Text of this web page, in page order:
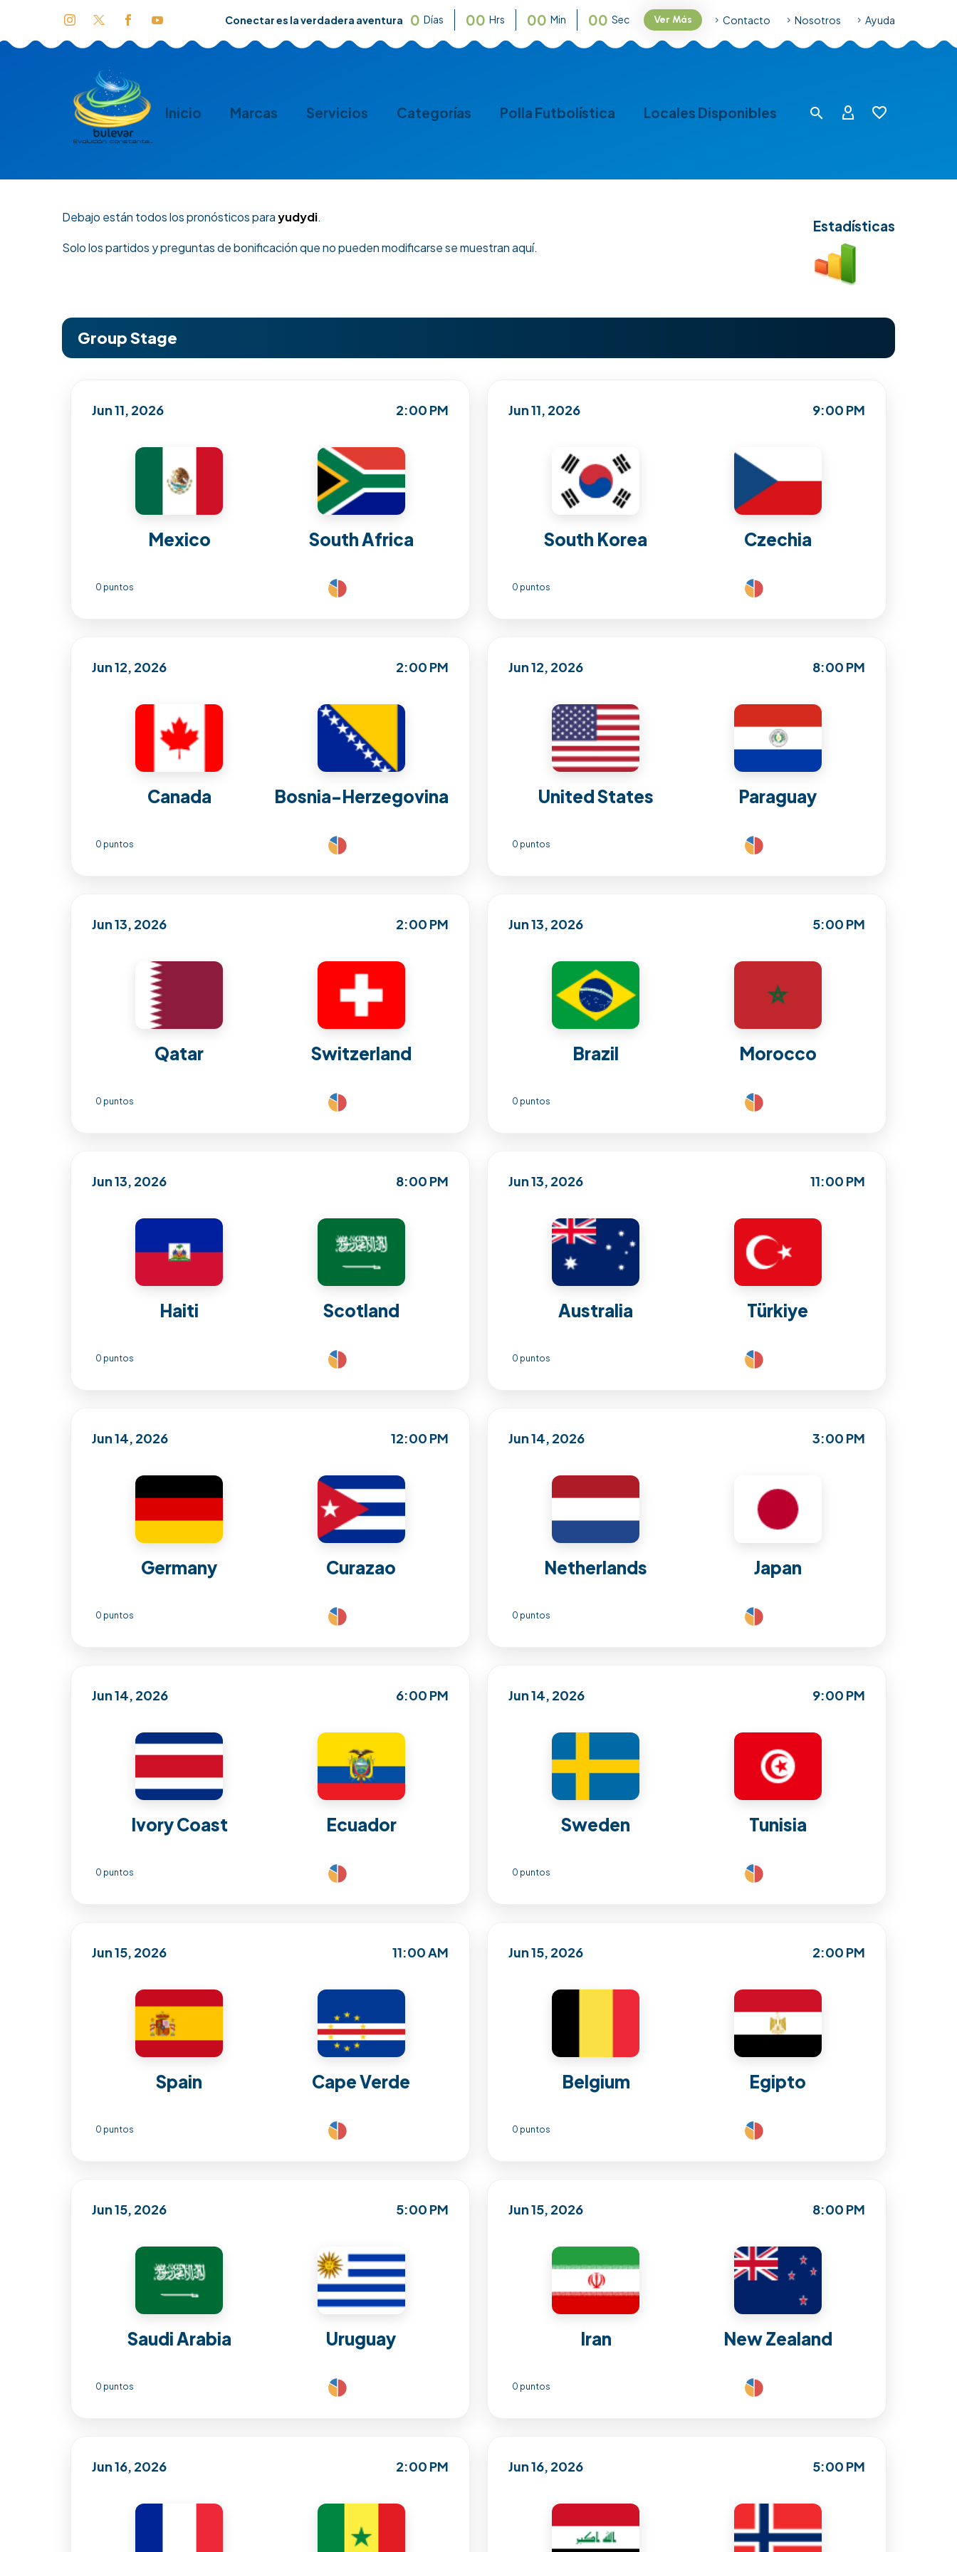
Conectar es la verdadera aventura 0 Días 00 Hrs 00 Min 00 Sec Ver Más Contacto Nosotros Ayuda
Inicio Marcas Servicios Categorías Polla Futbolística Locales Disponibles
Estadísticas
Debajo están todos los pronósticos parayudydi.
Solo los partidos y preguntas de bonificación que no pueden modificarse se muestran aquí.
Group Stage
Jun 11, 2026 2:00 PM
Mexico South Africa
0 puntos
Jun 11, 2026 9:00 PM
South Korea Czechia
0 puntos
Jun 12, 2026 2:00 PM
Canada Bosnia-Herzegovina
0 puntos
Jun 12, 2026 8:00 PM
United States Paraguay
0 puntos
Jun 13, 2026 2:00 PM
Qatar Switzerland
0 puntos
Jun 13, 2026 5:00 PM
Brazil Morocco
0 puntos
Jun 13, 2026 8:00 PM
Haiti Scotland
0 puntos
Jun 13, 2026 11:00 PM
Australia Türkiye
0 puntos
Jun 14, 2026 12:00 PM
Germany Curazao
0 puntos
Jun 14, 2026 3:00 PM
Netherlands Japan
0 puntos
Jun 14, 2026 6:00 PM
Ivory Coast Ecuador
0 puntos
Jun 14, 2026 9:00 PM
Sweden Tunisia
0 puntos
Jun 15, 2026 11:00 AM
Spain Cape Verde
0 puntos
Jun 15, 2026 2:00 PM
Belgium Egipto
0 puntos
Jun 15, 2026 5:00 PM
Saudi Arabia Uruguay
0 puntos
Jun 15, 2026 8:00 PM
Iran New Zealand
0 puntos
Jun 16, 2026 2:00 PM Jun 16, 2026 5:00 PM